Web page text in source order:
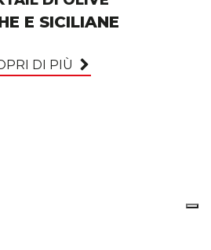
E SICILIANE
DI PIÙ